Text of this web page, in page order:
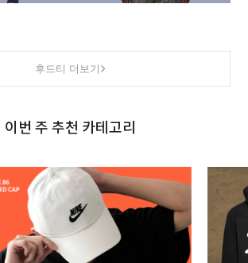
후드티 더보기
이번 주 추천 카테고리